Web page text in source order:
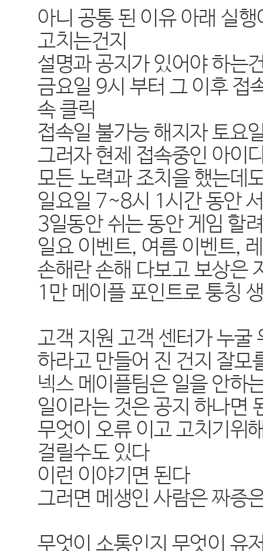
아니 공통 된 이유 아래 실
고치는건지
설명과 공지가 있어야 하는
금요일 9시 부터 그 이후 접
속 클릭
접속일 불가능 해지자 토요
그러자 현제 접속중인 아이
모든 노력과 조치을 했는데
일요일 7~8시 1시간 동안
3일동안 쉬는 동안 게임 할
일요 이벤트, 여름 이벤트,
손해란 손해 다보고 보상은
1만 메이플 포인트로 퉁칭
고객 지원 고객 센터가 누굴
하라고 만들어 진 건지 잘모
넥스 메이플팀은 일을 안하
일이라는 것은 공지 하나면
무엇이 오류 이고 고치기위
걸릴수도 있다
이런 이야기면 된다
그러면 메생인 사람은 짜증
무엇이 소통인지 무엇이 유